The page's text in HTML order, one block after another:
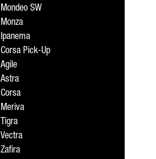
Mondeo SW
Monza
Ipanema
Corsa Pick-Up
Agile
Astra
Corsa
Meriva
Tigra
Vectra
Zafira